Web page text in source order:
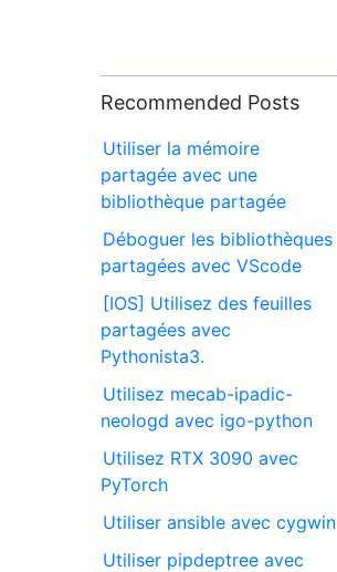
Recommended Posts
Utiliser la mémoire
partagée avec une
bibliothèque partagée
Déboguer les bibliothèques
partagées avec VScode
[IOS] Utilisez des feuilles
partagées avec
Pythonista3.
Utilisez mecab-ipadic-
neologd avec igo-python
Utilisez RTX 3090 avec
PyTorch
Utiliser ansible avec cygwin
Utiliser pipdeptree avec